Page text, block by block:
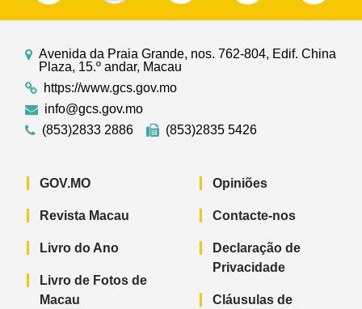
Avenida da Praia Grande, nos. 762-804, Edif. China
Plaza, 15.º andar, Macau
https://www.gcs.gov.mo
info@gcs.gov.mo
(853)2833 2886
(853)2835 5426
GOV.MO
Revista Macau
Livro do Ano
Livro de Fotos de
Macau
Opiniões
Contacte-nos
Declaração de
Privacidade
Cláusulas de